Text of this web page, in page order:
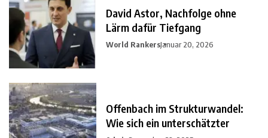
David Astor, Nachfolge ohne
Lärm dafür Tiefgang
World RankersJanuar 20, 2026
Offenbach im Strukturwandel:
Wie sich ein unterschätzter